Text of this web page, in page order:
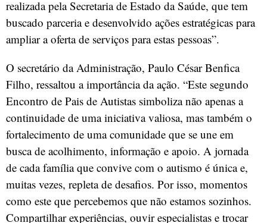
realizada pela Secretaria de Estado da Saúde, que tem
buscado parceria e desenvolvido ações estratégicas para
ampliar a oferta de serviços para estas pessoas”.
O secretário da Administração, Paulo César Benfica
Filho, ressaltou a importância da ação. “Este segundo
Encontro de Pais de Autistas simboliza não apenas a
continuidade de uma iniciativa valiosa, mas também o
fortalecimento de uma comunidade que se une em
busca de acolhimento, informação e apoio. A jornada
de cada família que convive com o autismo é única e,
muitas vezes, repleta de desafios. Por isso, momentos
como este que percebemos que não estamos sozinhos.
Compartilhar experiências, ouvir especialistas e trocar